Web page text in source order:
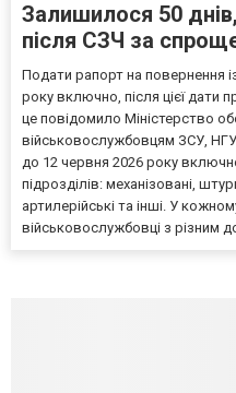
Залишилося 50
після СЗЧ за
Подати рапорт на повернення
року включно, після цієї дати
це повідомило Міністерство
військовослужбовцям ЗСУ,
до 12 червня 2026 року
підрозділів: механізовані,
артилерійські та інші. У
військовослужбовці з різним